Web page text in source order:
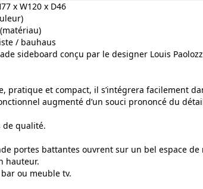
x W120 x D46
(matériau)
/ bauhaus
sideboard conçu par le designer Louis
pratique et compact, il s’intégrera facilement
augmenté d’un souci prononcé du
de qualité.
portes battantes ouvrent sur un bel espace
hauteur.
ou meuble tv.